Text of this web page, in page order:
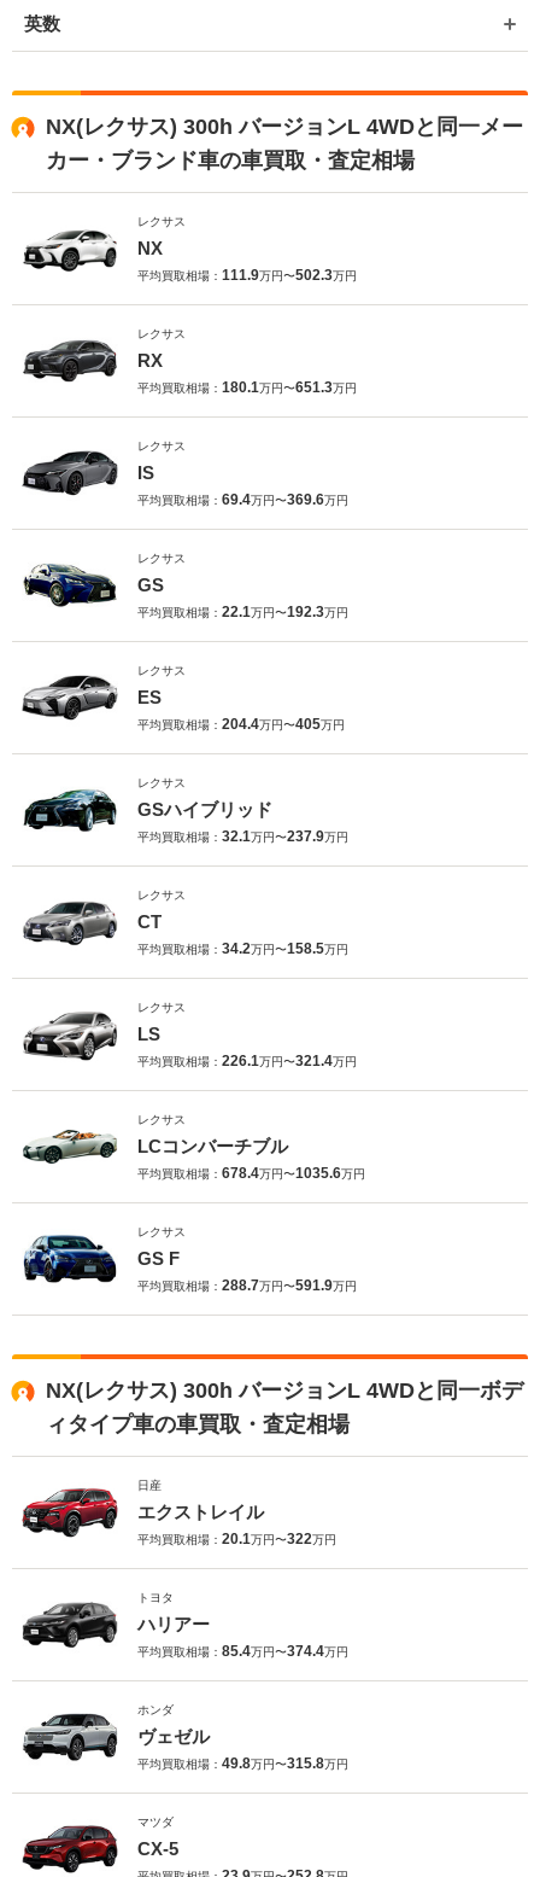
英数
NX(レクサス) 300h バージョンL 4WDと同一メー
カー・ブランド車の車買取・査定相場
レクサス
NX
平均買取相場： 111.9万円〜502.3万円
レクサス
RX
平均買取相場： 180.1万円〜651.3万円
レクサス
IS
平均買取相場： 69.4万円〜369.6万円
レクサス
GS
平均買取相場： 22.1万円〜192.3万円
レクサス
ES
平均買取相場： 204.4万円〜405万円
レクサス
GSハイブリッド
平均買取相場： 32.1万円〜237.9万円
レクサス
CT
平均買取相場： 34.2万円〜158.5万円
レクサス
LS
平均買取相場： 226.1万円〜321.4万円
レクサス
LCコンバーチブル
平均買取相場： 678.4万円〜1035.6万円
レクサス
GS F
平均買取相場： 288.7万円〜591.9万円
NX(レクサス) 300h バージョンL 4WDと同一ボデ
ィタイプ車の車買取・査定相場
日産
エクストレイル
平均買取相場： 20.1万円〜322万円
トヨタ
ハリアー
平均買取相場： 85.4万円〜374.4万円
ホンダ
ヴェゼル
平均買取相場： 49.8万円〜315.8万円
マツダ
CX-5